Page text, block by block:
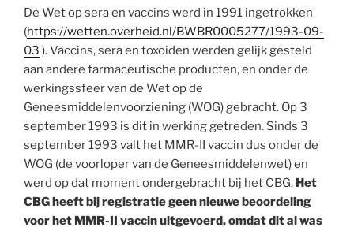
De Wet op sera en vaccins werd in 1991 ingetrokken
(https://wetten.overheid.nl/BWBR0005277/1993-09-
03 ). Vaccins, sera en toxoiden werden gelijk gesteld
aan andere farmaceutische producten, en onder de
werkingssfeer van de Wet op de
Geneesmiddelenvoorziening (WOG) gebracht. Op 3
september 1993 is dit in werking getreden. Sinds 3
september 1993 valt het MMR-II vaccin dus onder de
WOG (de voorloper van de Geneesmiddelenwet) en
werd op dat moment ondergebracht bij het CBG. Het
CBG heeft bij registratie geen nieuwe beoordeling
voor het MMR-II vaccin uitgevoerd, omdat dit al was